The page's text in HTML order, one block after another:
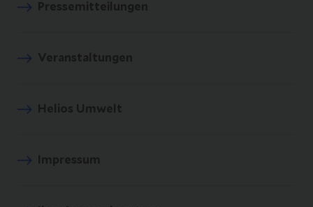
Pressemitteilungen
Veranstaltungen
Helios Umwelt
Impressum